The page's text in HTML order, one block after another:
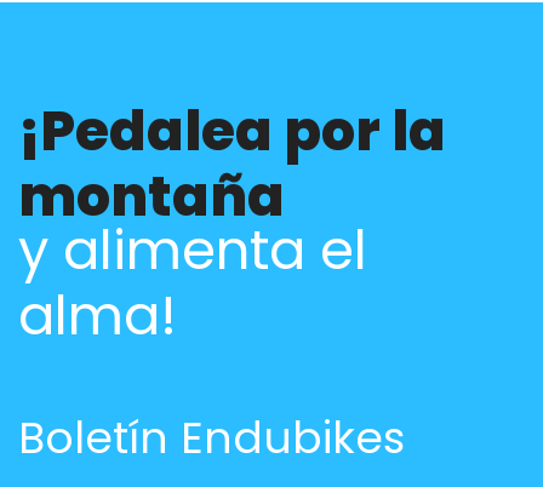
¡Pedalea por la
montaña
y alimenta el
alma!
Boletín Endubikes